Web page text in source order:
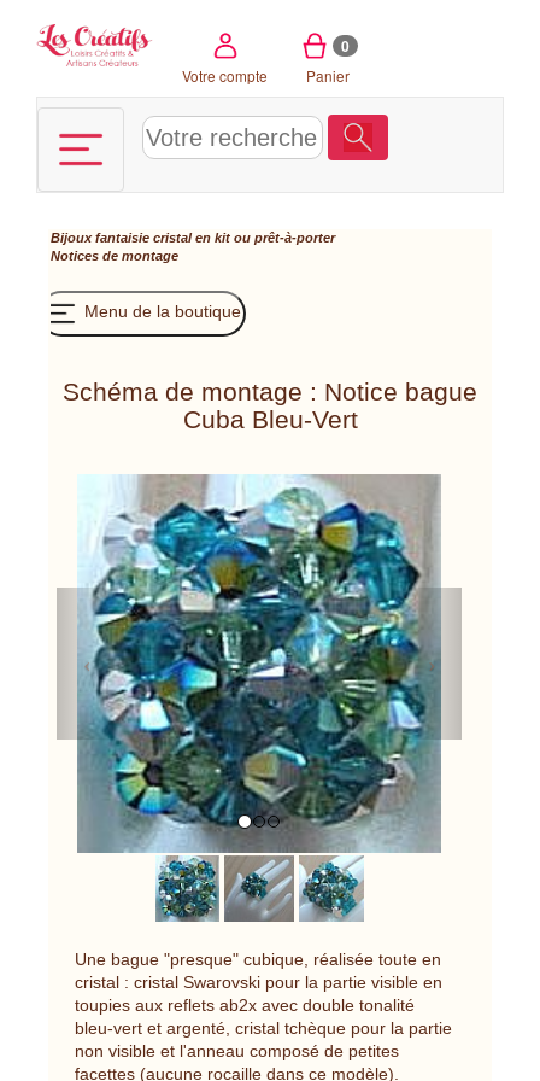
Votre compte
0
Panier
Bijoux fantaisie cristal en kit ou prêt-à-porter
Notices de montage
Menu de la boutique
Schéma de montage : Notice bague
Cuba Bleu-Vert
Previous
Une bague "presque" cubique, réalisée toute en
cristal : cristal Swarovski pour la partie visible en
toupies aux reflets ab2x avec double tonalité
bleu-vert et argenté, cristal tchèque pour la partie
non visible et l'anneau composé de petites
facettes (aucune rocaille dans ce modèle).